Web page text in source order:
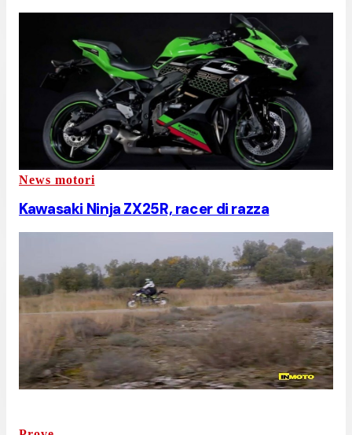
News motori
Kawasaki Ninja ZX25R, racer di razza